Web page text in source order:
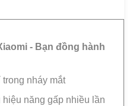
- Bạn đồng hành
trong nháy mắt
hiệu năng gấp nhiều lần